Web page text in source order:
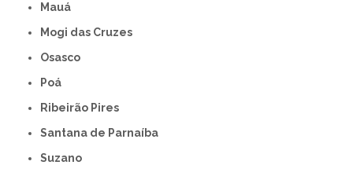
Mauá
Mogi das Cruzes
Osasco
Poá
Ribeirão Pires
Santana de Parnaíba
Suzano